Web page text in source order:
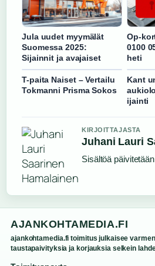
Jula uudet myymälät
Suomessa 2025:
Sijainnit ja avajaiset
Op-
0100
heti
T-paita Naiset – Vertailu
Tokmanni Prisma Sokos
Kant
ijainti
KIRJOITTAJASTA
Juhani Lauri
Sisältöä
AJANKOHTAMEDIA.FI
ajankohtamedia.fi toimitus julkaisee
taustapaivityksia ja korjauksia selkein